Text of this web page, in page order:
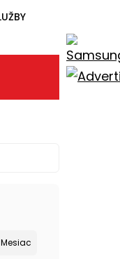
Mesiac